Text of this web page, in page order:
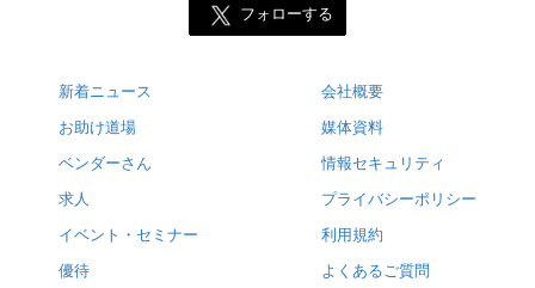
フォローする
新着ニュース
お助け道場
ベンダーさん
求人
イベント・セミナー
優待
会社概要
媒体資料
情報セキュリティ
プライバシーポリシー
利用規約
よくあるご質問